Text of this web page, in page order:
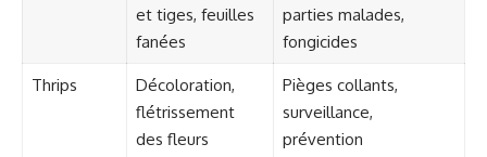
et tiges, feuilles
fanées
parties malades,
fongicides
Thrips
Décoloration,
flétrissement
des fleurs
Pièges collants,
surveillance,
prévention